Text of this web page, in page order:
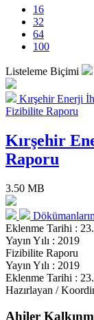
16
32
64
100
Listeleme Biçimi
Kırşehir Enerji
Fizibilite Raporu
Kırşehir
Raporu
3.50 MB
Eklenme Tarihi :
Yayın Yılı : 2019
Fizibilite Raporu
Yayın Yılı : 2019
Eklenme Tarihi :
Hazırlayan /
Ahiler